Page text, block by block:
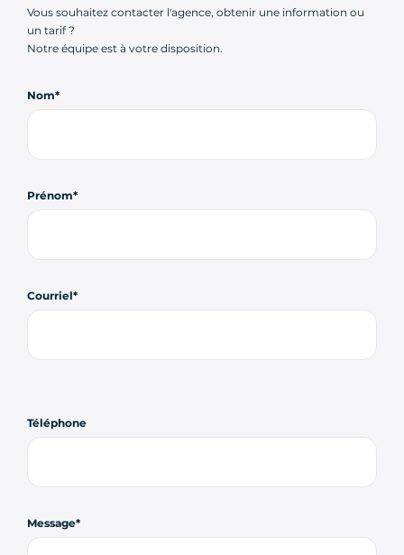
Vous souhaitez contacter l'agence, obtenir une information ou
un tarif ?
Notre équipe est à votre disposition.
Nom
Prénom
Courriel
Téléphone
Message